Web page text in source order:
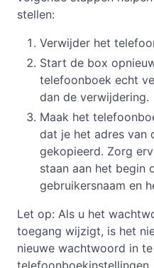
stellen:
Verwijder het
Start de box
telefoonboek echt
dan de verwijdering.
Maak het
dat je het adres van
gekopieerd. Zorg
staan aan het begin
gebruikersnaam en
Let op: Als u het
toegang wijzigt, is het
nieuwe wachtwoord in